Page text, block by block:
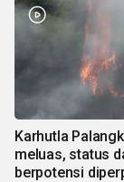
Karhutla
meluas, status
berpotensi